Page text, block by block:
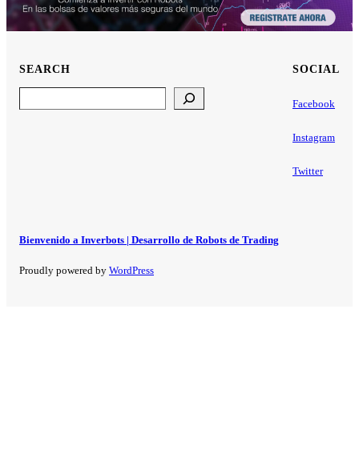
SEARCH SOCIAL
Facebook
Instagram
Twitter
Bienvenido a Inverbots | Desarrollo de Robots de Trading
Proudly powered by WordPress